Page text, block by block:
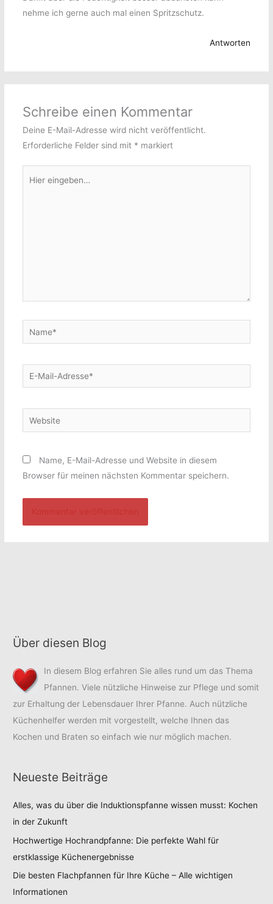
nehme ich gerne auch mal einen Spritzschutz.
Antworten
Schreibe einen Kommentar
Deine E-Mail-Adresse wird nicht veröffentlicht.
Erforderliche Felder sind mit * markiert
eingeben…
Name*
E-
Mail-
Website
Name, E-Mail-Adresse und Website in diesem
Browser für meinen nächsten Kommentar speichern.
Über diesen Blog
In diesem Blog erfahren Sie alles rund um das Thema
Pfannen. Viele nützliche Hinweise zur Pflege und somit
zur Erhaltung der Lebensdauer Ihrer Pfanne. Auch nützliche
Küchenhelfer werden mit vorgestellt, welche Ihnen das
Kochen und Braten so einfach wie nur möglich machen.
Neueste Beiträge
Alles, was du über die Induktionspfanne wissen musst: Kochen
in der Zukunft
Hochwertige Hochrandpfanne: Die perfekte Wahl für
erstklassige Küchenergebnisse
Die besten Flachpfannen für Ihre Küche – Alle wichtigen
Informationen